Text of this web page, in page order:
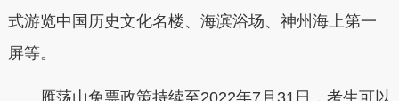
式游览中国历史文化名楼、海滨浴场、神州海上第一
屏等。
雁荡山免票政策持续至2022年7月31日，考生可以